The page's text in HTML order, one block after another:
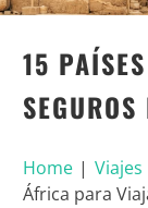
15
Home| Viajes
África para